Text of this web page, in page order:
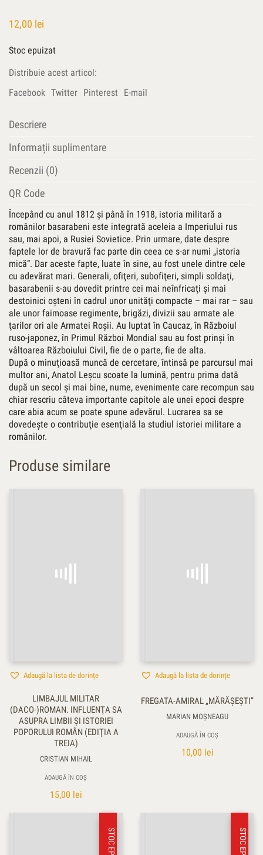
12,00 lei
Stoc epuizat
Distribuie acest articol:
Facebook Twitter Pinterest E-mail
Descriere
Informații suplimentare
Recenzii (0)
QR Code
Începând cu anul 1812 şi până în 1918, istoria militară a
românilor basarabeni este integrată aceleia a Imperiului rus
sau, mai apoi, a Rusiei Sovietice. Prin urmare, date despre
faptele lor de bravură fac parte din ceea ce s-ar numi „istoria
mică”. Dar aceste fapte, luate în sine, au fost unele dintre cele
cu adevărat mari. Generali, ofiţeri, subofiţeri, simpli soldaţi,
basarabenii s-au dovedit printre cei mai neînfricaţi şi mai
destoinici oşteni în cadrul unor unităţi compacte – mai rar – sau
ale unor faimoase regimente, brigăzi, divizii sau armate ale
ţarilor ori ale Armatei Roşii. Au luptat în Caucaz, în Războiul
ruso-japonez, în Primul Război Mondial sau au fost prinşi în
vâltoarea Războiului Civil, fie de o parte, fie de alta.
După o minuţioasă muncă de cercetare, întinsă pe parcursul mai
multor ani, Anatol Leşcu scoate la lumină, pentru prima dată
după un secol şi mai bine, nume, evenimente care recompun sau
chiar rescriu câteva importante capitole ale unei epoci despre
care abia acum se poate spune adevărul. Lucrarea sa se
dovedeşte o contribuţie esenţială la studiul istoriei militare a
românilor.
Produse similare
Adaugă la lista de dorințe
LIMBAJUL MILITAR
(DACO-)ROMAN. INFLUENŢA SA
ASUPRA LIMBII ŞI ISTORIEI
POPORULUI ROMÂN (EDIŢIA A
TREIA)
CRISTIAN MIHAIL
ADAUGĂ ÎN COȘ
15,00 lei
Adaugă la lista de dorințe
FREGATA-AMIRAL „MĂRĂŞEŞTI”
MARIAN MOŞNEAGU
ADAUGĂ ÎN COȘ
10,00 lei